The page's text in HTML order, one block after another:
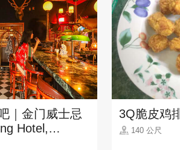
｜金门威士忌
Hotel,
Museum)
3Q脆皮鸡
140 公尺